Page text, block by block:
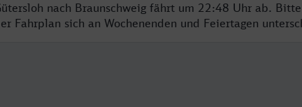
nach Braunschweig fährt um 22:48 Uhr ab.
Fahrplan sich an Wochenenden und Feiertagen